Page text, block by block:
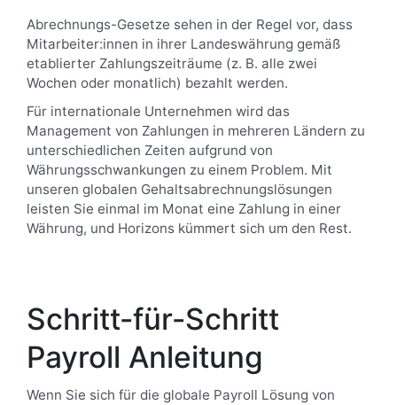
Abrechnungs-Gesetze sehen in der Regel vor, dass
Mitarbeiter:innen in ihrer Landeswährung gemäß
etablierter Zahlungszeiträume (z. B. alle zwei
Wochen oder monatlich) bezahlt werden.
Für internationale Unternehmen wird das
Management von Zahlungen in mehreren Ländern zu
unterschiedlichen Zeiten aufgrund von
Währungsschwankungen zu einem Problem. Mit
unseren globalen Gehaltsabrechnungslösungen
leisten Sie einmal im Monat eine Zahlung in einer
Währung, und Horizons kümmert sich um den Rest.
Schritt-für-Schritt
Payroll Anleitung
Wenn Sie sich für die globale Payroll Lösung von